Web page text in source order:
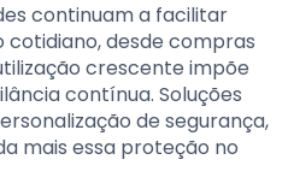
continuam a facilitar
cotidiano, desde compras
crescente impõe
contínua. Soluções
de segurança,
mais essa proteção no